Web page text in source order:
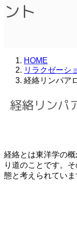
ント
HOME
リラクゼーシ
経絡リンパア
経絡リンパ
経絡とは東洋学の
り道のことです。
態と考えられていま